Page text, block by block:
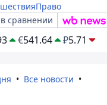
Право
сравнении
€541.64 ₽5.71
Все новости